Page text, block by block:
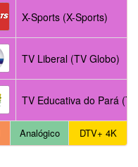
X-Sports (X-Sports)
TV Liberal (TV Globo)
TV Educativa do Pará
Analógico DTV+ 4K